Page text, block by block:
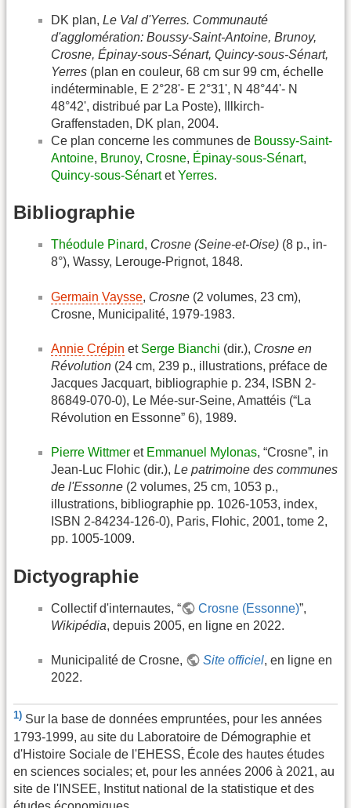
DK plan, Le Val d'Yerres. Communauté
d'agglomération: Boussy-Saint-Antoine, Brunoy,
Crosne, Épinay-sous-Sénart, Quincy-sous-Sénart,
Yerres (plan en couleur, 68 cm sur 99 cm, échelle
indéterminable, E 2°28'- E 2°31', N 48°44'- N
48°42', distribué par La Poste), Illkirch-
Graffenstaden, DK plan, 2004.
Ce plan concerne les communes de Boussy-Saint-
Antoine, Brunoy, Crosne, Épinay-sous-Sénart,
Quincy-sous-SénartetYerres.
Bibliographie
Théodule Pinard, Crosne (Seine-et-Oise) (8 p., in-
8°), Wassy, Lerouge-Prignot, 1848.
Germain Vaysse, Crosne (2 volumes, 23 cm),
Crosne, Municipalité, 1979-1983.
Annie Crépin et Serge Bianchi (dir.), Crosne en
Révolution (24 cm, 239 p., illustrations, préface de
Jacques Jacquart, bibliographie p. 234, ISBN 2-
86849-070-0), Le Mée-sur-Seine, Amattéis (“La
Révolution en Essonne” 6), 1989.
Pierre Wittmer et Emmanuel Mylonas, “Crosne”, in
Jean-Luc Flohic (dir.), Le patrimoine des communes
de l'Essonne (2 volumes, 25 cm, 1053 p.,
illustrations, bibliographie pp. 1026-1053, index,
ISBN 2-84234-126-0), Paris, Flohic, 2001, tome 2,
pp. 1005-1009.
Dictyographie
Collectif d'internautes, “ Crosne (Essonne)”,
Wikipédia, depuis 2005, en ligne en 2022.
Municipalité de Crosne, Site officiel, en ligne en
2022.
1) Sur la base de données empruntées, pour les années
1793-1999, au site du Laboratoire de Démographie et
d'Histoire Sociale de l'EHESS, École des hautes études
en sciences sociales; et, pour les années 2006 à 2021, au
site de l'INSEE, Institut national de la statistique et des